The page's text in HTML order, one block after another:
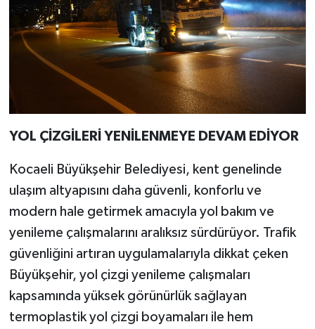
YOL ÇİZGİLERİ YENİLENMEYE DEVAM EDİYOR
Kocaeli Büyükşehir Belediyesi, kent genelinde
ulaşım altyapısını daha güvenli, konforlu ve
modern hale getirmek amacıyla yol bakım ve
yenileme çalışmalarını aralıksız sürdürüyor. Trafik
güvenliğini artıran uygulamalarıyla dikkat çeken
Büyükşehir, yol çizgi yenileme çalışmaları
kapsamında yüksek görünürlük sağlayan
termoplastik yol çizgi boyamaları ile hem